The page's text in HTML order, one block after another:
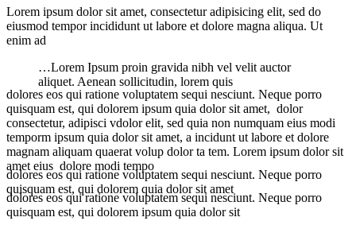
Lorem ipsum dolor sit amet, consectetur adipisicing elit, sed do
eiusmod tempor incididunt ut labore et dolore magna aliqua. Ut
enim ad
…Lorem Ipsum proin gravida nibh vel velit auctor
aliquet. Aenean sollicitudin, lorem quis
dolores eos qui ratione voluptatem sequi nesciunt. Neque porro
quisquam est, qui dolorem ipsum quia dolor sit amet, dolor
consectetur, adipisci vdolor elit, sed quia non numquam eius modi
temporm ipsum quia dolor sit amet, a incidunt ut labore et dolore
magnam aliquam quaerat volup dolor ta tem. Lorem ipsum dolor sit
amet eius dolore modi tempo
dolores eos qui ratione voluptatem sequi nesciunt. Neque porro
quisquam est, qui dolorem quia dolor sit amet
dolores eos qui ratione voluptatem sequi nesciunt. Neque porro
quisquam est, qui dolorem ipsum quia dolor sit